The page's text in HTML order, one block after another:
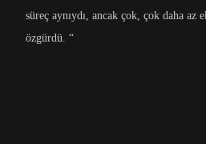
süreç aynıydı, ancak çok, çok daha az
özgürdü. “